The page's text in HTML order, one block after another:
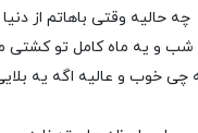
چه حالیه وقتی باهاتم از
شب و یه ماه کامل تو کشتی
چی خوب و عالیه اگه یه